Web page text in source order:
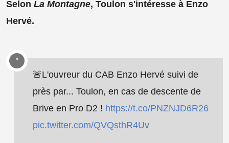
Selon La Montagne, Toulon s'intéresse à Enzo
Hervé.
🚨L'ouvreur du CAB Enzo Hervé suivi de
près par... Toulon, en cas de descente de
Brive en Pro D2 ! https://t.co/PNZNJD6R26
pic.twitter.com/QVQsthR4Uv